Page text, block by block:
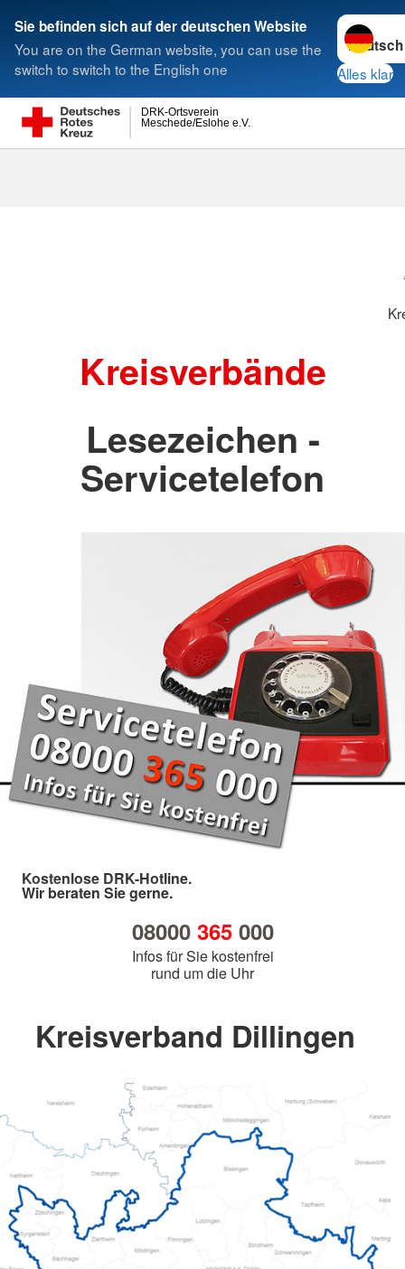
Sie befinden sich auf der deutschen Website
You are on the German website, you can use the
switch to switch to the English one
Sprache
Alles klar
Meschede/Eslohe e.V.
DRK-Ortsverein
Suche
Kreisverbände
Lesezeichen -
Servicetelefon
Kostenlose DRK-Hotline.
Wir beraten Sie gerne.
08000 365000
Infos für Sie kostenfrei
rund um die Uhr
Kreisverband Dillingen